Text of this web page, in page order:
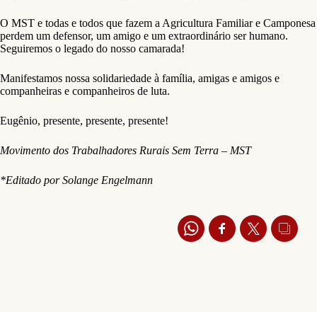
O MST e todas e todos que fazem a Agricultura Familiar e Camponesa
perdem um defensor, um amigo e um extraordinário ser humano.
Seguiremos o legado do nosso camarada!
Manifestamos nossa solidariedade à família, amigas e amigos e
companheiras e companheiros de luta.
Eugênio, presente, presente, presente!
Movimento dos Trabalhadores Rurais Sem Terra – MST
*Editado por Solange Engelmann